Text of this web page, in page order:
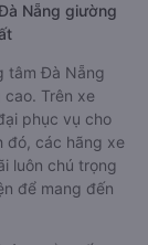
Nẵng giường
tâm Đà Nẵng
Trên xe
phục vụ cho
đó, các hãng xe
luôn chú trọng
để mang đến